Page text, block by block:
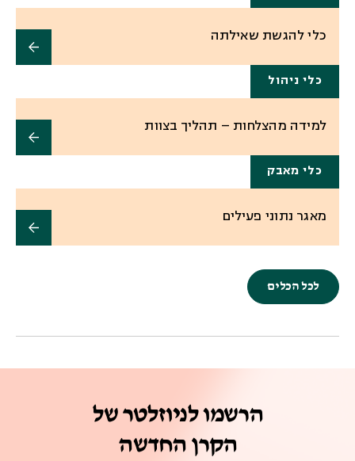
כלי להגשת שאילתה
כלי ניהול
למידה מהצלחות – תהליך בצוות
כלי מאבק
מאגר נתוני פעילים
לכל הכלים
הרשמו לניוזלטר של
הקרן החדשה